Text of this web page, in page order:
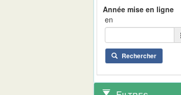
en
Rechercher